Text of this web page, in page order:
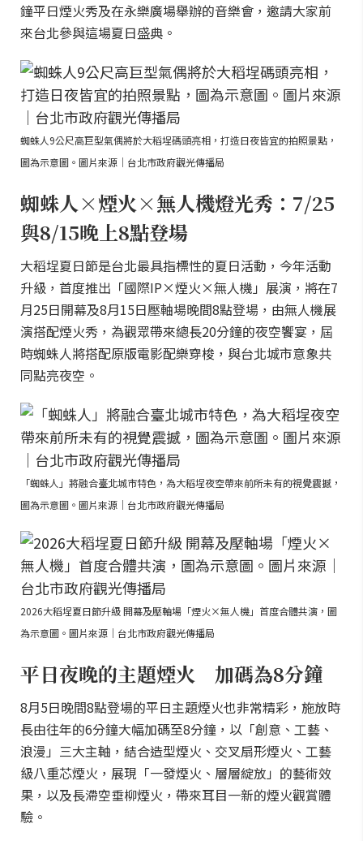
鐘平日煙火秀及在永樂廣場舉辦的音樂會，邀請大家前
來台北參與這場夏日盛典。
蜘蛛人9公尺高巨型氣偶將於大稻埕碼頭亮相，打造日夜皆宜的拍照景點，
圖為示意圖。圖片來源｜台北市政府觀光傳播局
蜘蛛人×煙火×無人機燈光秀：7/25
與8/15晚上8點登場
大稻埕夏日節是台北最具指標性的夏日活動，今年活動
升級，首度推出「國際IP×煙火×無人機」展演，將在7
月25日開幕及8月15日壓軸場晚間8點登場，由無人機展
演搭配煙火秀，為觀眾帶來總長20分鐘的夜空饗宴，屆
時蜘蛛人將搭配原版電影配樂穿梭，與台北城市意象共
同點亮夜空。
「蜘蛛人」將融合臺北城市特色，為大稻埕夜空帶來前所未有的視覺震撼，
圖為示意圖。圖片來源｜台北市政府觀光傳播局
2026大稻埕夏日節升級 開幕及壓軸場「煙火×無人機」首度合體共演，圖
為示意圖。圖片來源｜台北市政府觀光傳播局
平日夜晚的主題煙火 加碼為8分鐘
8月5日晚間8點登場的平日主題煙火也非常精彩，施放時
長由往年的6分鐘大幅加碼至8分鐘，以「創意、工藝、
浪漫」三大主軸，結合造型煙火、交叉扇形煙火、工藝
級八重芯煙火，展現「一發煙火、層層綻放」的藝術效
果，以及長滯空垂柳煙火，帶來耳目一新的煙火觀賞體
驗。